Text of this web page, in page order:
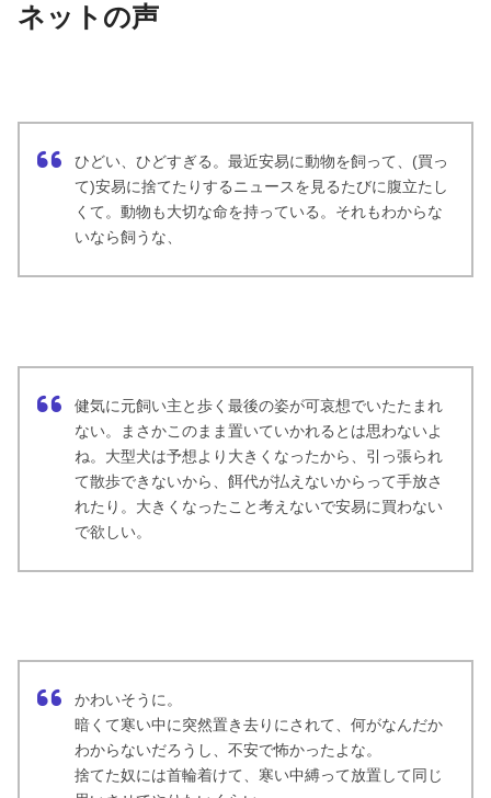
ネットの声
ひどい、ひどすぎる。最近安易に動物を飼って、(買っ
て)安易に捨てたりするニュースを見るたびに腹立たし
くて。動物も大切な命を持っている。それもわからな
いなら飼うな、
健気に元飼い主と歩く最後の姿が可哀想でいたたまれ
ない。まさかこのまま置いていかれるとは思わないよ
ね。大型犬は予想より大きくなったから、引っ張られ
て散歩できないから、餌代が払えないからって手放さ
れたり。大きくなったこと考えないで安易に買わない
で欲しい。
かわいそうに。
暗くて寒い中に突然置き去りにされて、何がなんだか
わからないだろうし、不安で怖かったよな。
捨てた奴には首輪着けて、寒い中縛って放置して同じ